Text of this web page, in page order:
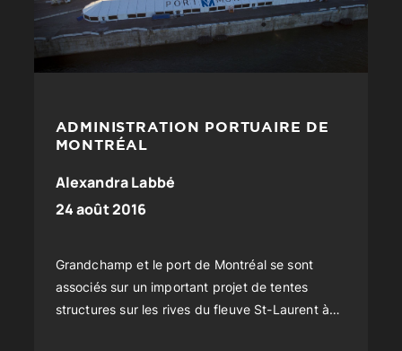
ADMINISTRATION PORTUAIRE DE
MONTRÉAL
Alexandra Labbé
24 août 2016
Grandchamp et le port de Montréal se sont
associés sur un important projet de tentes
structures sur les rives du fleuve St-Laurent à